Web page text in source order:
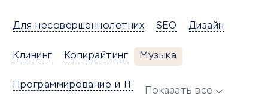
Для несовершеннолетних SEO Дизайн
Клининг Копирайтинг Музыка
Программирование и IT
Показать все